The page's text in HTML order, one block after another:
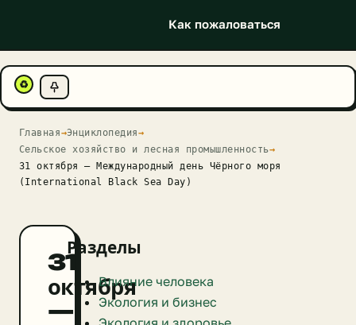
Как пожаловаться
♻
Главная→Энциклопедия→
Сельское хозяйство и лесная промышленность→
31 октября — Международный день Чёрного моря
(International Black Sea Day)
31
октября
—
Разделы
Влияние человека
Экология и бизнес